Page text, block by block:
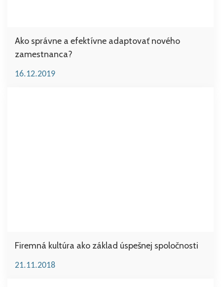
Ako správne a efektívne adaptovať nového
zamestnanca?
16.12.2019
Firemná kultúra ako základ úspešnej spoločnosti
21.11.2018